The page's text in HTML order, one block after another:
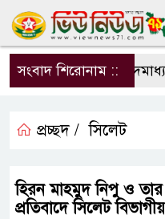
সংবাদ শিরোনাম ::
প্রচ্ছদ / সিলেট
হিরন মাহমুদ নিপু ও তার
প্রতিবাদে সিলেট